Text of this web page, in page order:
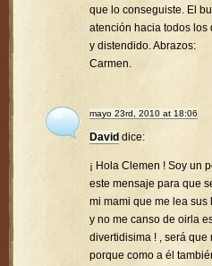
que lo conseguiste. El
atención hacia todos los
y distendido. Abrazos:
Carmen.
mayo 23rd, 2010 at 18:06
David dice:
¡ Hola Clemen ! Soy un
este mensaje para que
mi mami que me lea
y no me canso de oirla
divertidisima ! , será
porque como a él